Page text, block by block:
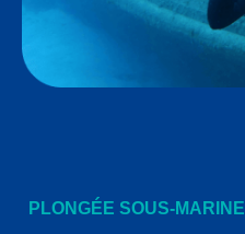
PLONGÉE SOUS-MARINE